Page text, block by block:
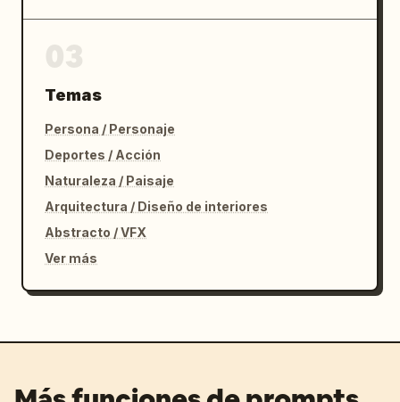
Temas
Persona / Personaje
Deportes / Acción
Naturaleza / Paisaje
Arquitectura / Diseño de interiores
Abstracto / VFX
Ver más